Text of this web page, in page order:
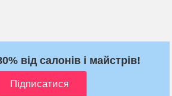
від салонів і майстрів!